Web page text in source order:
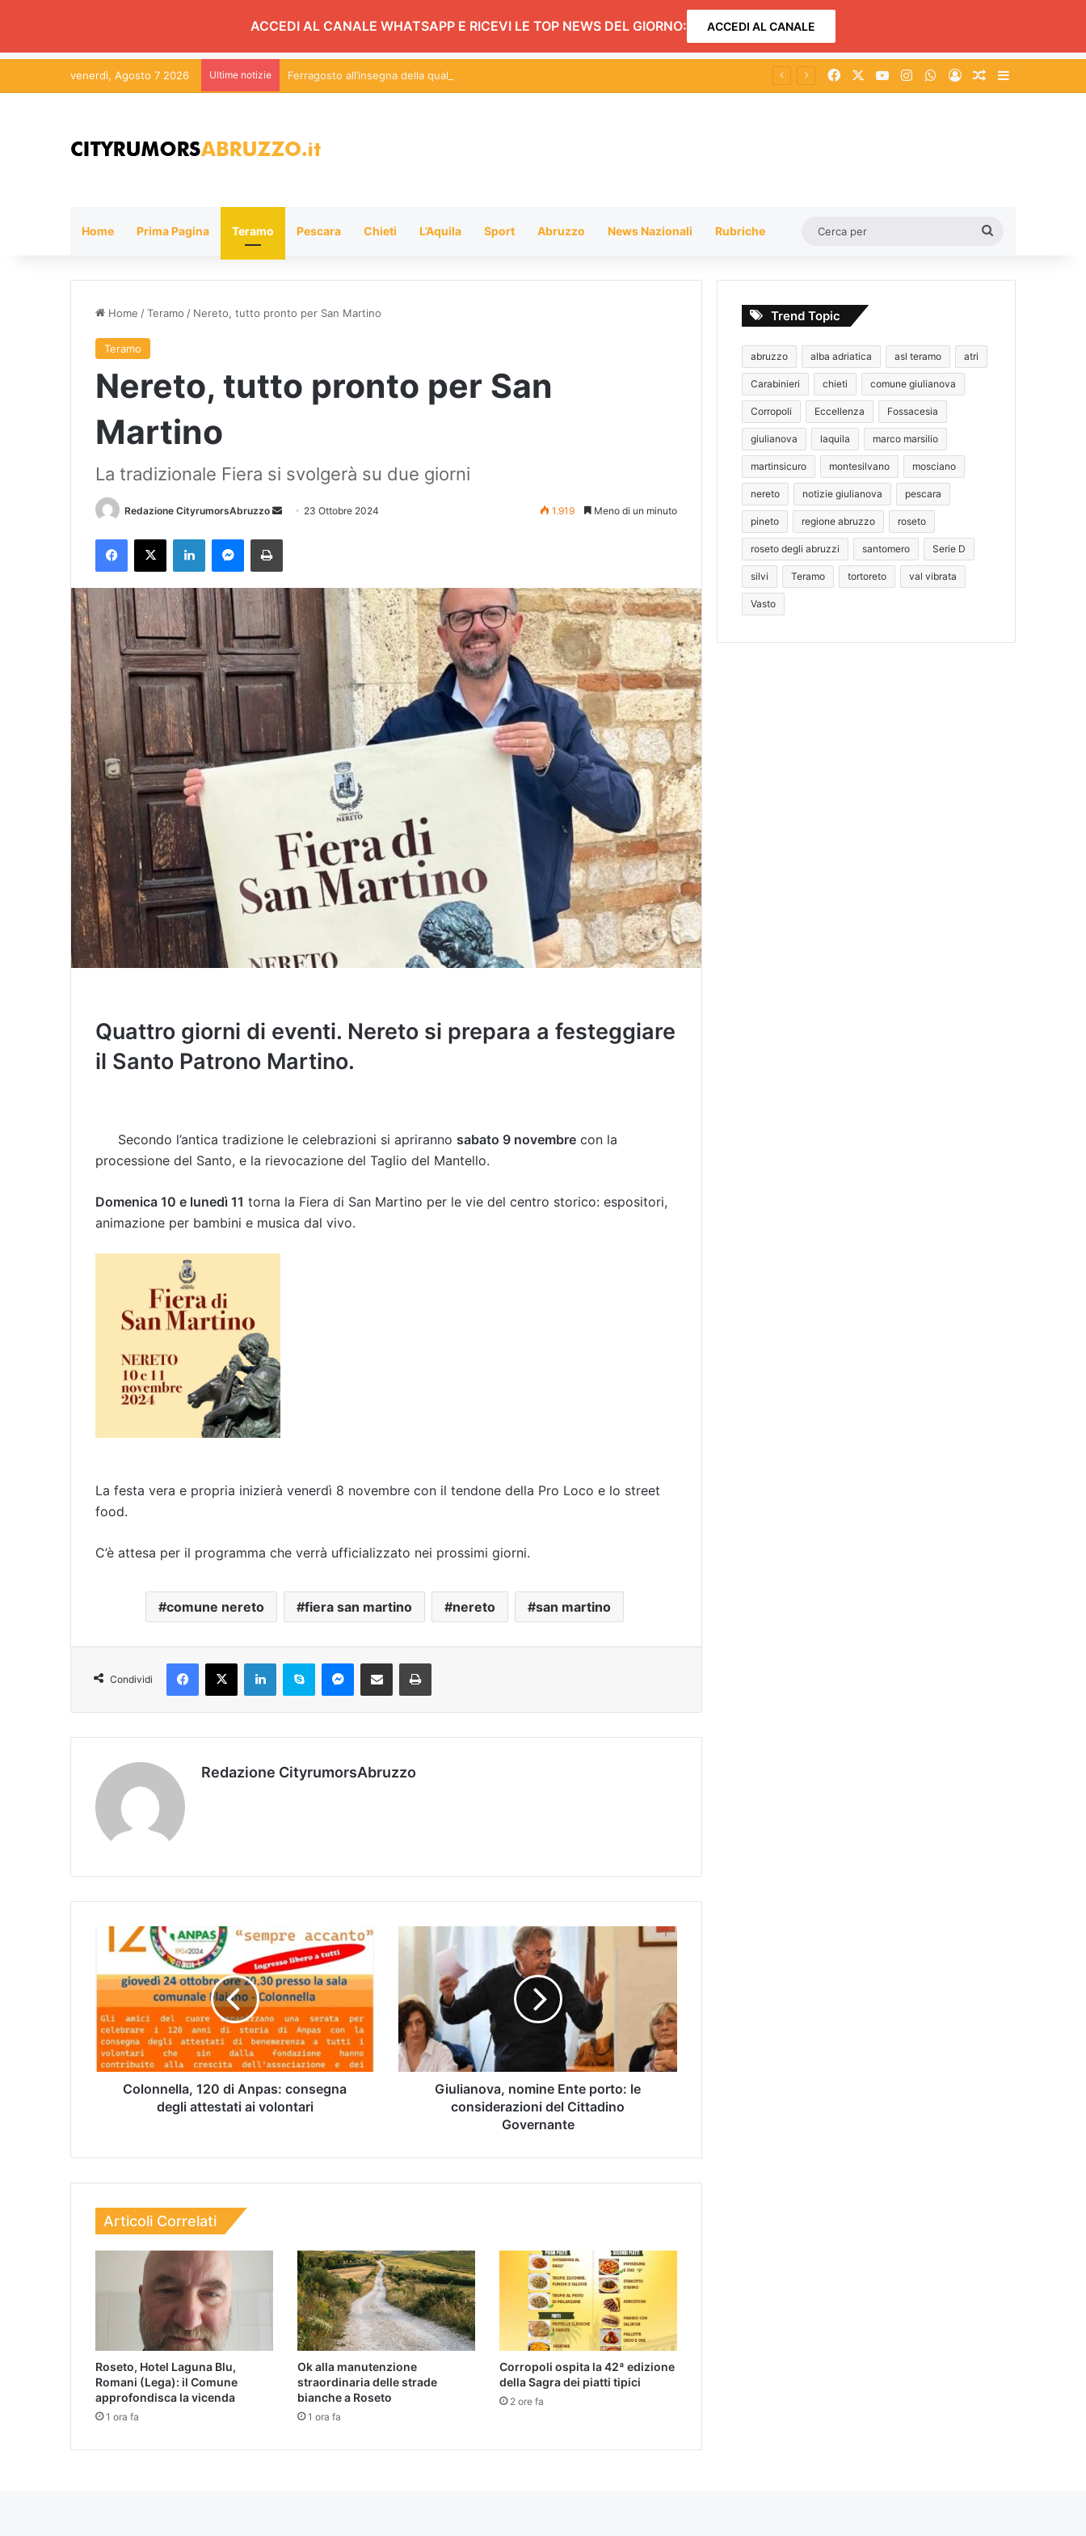
ACCEDI AL CANALE WHATSAPP E RICEVI LE TOP NEWS DEL GIORNO: ACCEDI AL CANALE
venerdì, Agosto 7 2026 Ultime notizie Ferragosto all’insegna della qualità: le proposte della Macelleria Polleria Carusi Facebook You TubeInstagramWhatsApp
AccediUn articolo a
Home Prima Pagina Teramo Pescara Chieti L’Aquila Sport Abruzzo News Nazionali Rubriche
Home /Teramo / Nereto, tutto pronto per San Martino
Teramo
Nereto, tutto pronto per San
Martino
La tradizionale Fiera si svolgerà su due giorni
Redazione CityrumorsAbruzzo
i
a
'
e
m
i
23 Ottobre 2024 1.919 Meno di un minuto
Quattro giorni di eventi. Nereto si prepara a festeggiare
il Santo Patrono Martino.
Secondo l’antica tradizione le celebrazioni si apriranno sabato 9 novembre con la
processione del Santo, e la rievocazione del Taglio del Mantello.
Domenica 10 e lunedì 11 torna la Fiera di San Martino per le vie del centro storico: espositori,
animazione per bambini e musica dal vivo.
La festa vera e propria inizierà venerdì 8 novembre con il tendone della Pro Loco e lo street
food.
C’è attesa per il programma che verrà ufficializzato nei prossimi giorni.
comune nereto fiera san martino nereto san martino
Condividi
Redazione CityrumorsAbruzzo
Colonnella, 120 di Anpas: consegna
degli attestati ai volontari
Giulianova, nomine Ente porto: le
considerazioni del Cittadino
Governante
Articoli Correlati
Roseto, Hotel Laguna Blu,
Romani (Lega): il Comune
approfondisca la vicenda
1 ora fa
Ok alla manutenzione
straordinaria delle strade
bianche a Roseto
1 ora fa
Corropoli ospita la 42ª edizione
della Sagra dei piatti tipici
2 ore fa
Trend Topic
abruzzo alba adriatica asl teramo atri
Carabinieri chieti comune giulianova
Corropoli Eccellenza Fossacesia
giulianova laquila marco marsilio
martinsicuro montesilvano mosciano
nereto notizie giulianova pescara
pineto regione abruzzo roseto
roseto degli abruzzi santomero Serie D
silvi Teramo tortoreto val vibrata
Vasto